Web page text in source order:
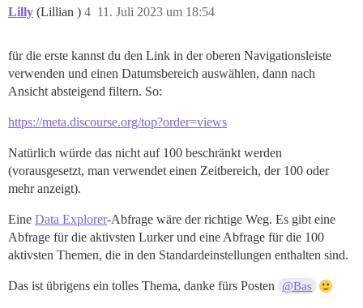
Lilly (Lillian ) 11. Juli 2023 um 18:54
4
für die erste kannst du den Link in der oberen Navigationsleiste
verwenden und einen Datumsbereich auswählen, dann nach
Ansicht absteigend filtern. So:
https://meta.discourse.org/top?order=views
Natürlich würde das nicht auf 100 beschränkt werden
(vorausgesetzt, man verwendet einen Zeitbereich, der 100 oder
mehr anzeigt).
Eine Data Explorer-Abfrage wäre der richtige Weg. Es gibt eine
Abfrage für die aktivsten Lurker und eine Abfrage für die 100
aktivsten Themen, die in den Standardeinstellungen enthalten sind.
Das ist übrigens ein tolles Thema, danke fürs Posten @Bas